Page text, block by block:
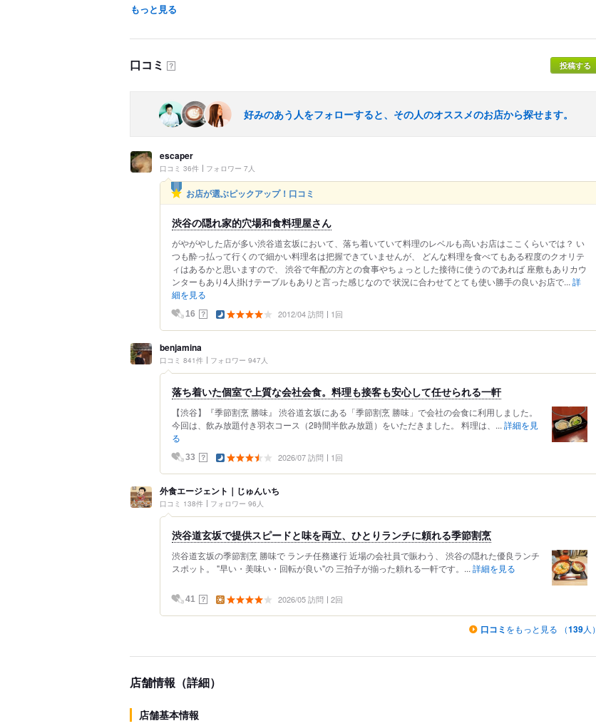
もっと見る
口コミ ？ 投稿する
好みのあう人をフォローすると、その人のオススメのお店から探せます。
escaper
口コミ 36件 フォロワー 7人
お店が選ぶピックアップ！口コミ
渋谷の隠れ家的穴場和食料理屋さん
がやがやした店が多い渋谷道玄坂において、落ち着いていて料理のレベルも高いお店はここくらいでは？ い
つも酔っ払って行くので細かい料理名は把握できていませんが、 どんな料理を食べてもある程度のクオリテ
ィはあるかと思いますので、 渋谷で年配の方との食事やちょっとした接待に使うのであれば 座敷もありカウ
ンターもあり4人掛けテーブルもありと言った感じなので 状況に合わせてとても使い勝手の良いお店で... 詳
細を見る
16 ？ 2012/04 訪問 1回
benjamina
口コミ 841件 フォロワー 947人
落ち着いた個室で上質な会社会食。料理も接客も安心して任せられる一軒
【渋谷】『季節割烹 勝味』 渋谷道玄坂にある「季節割烹 勝味」で会社の会食に利用しました。
今回は、飲み放題付き羽衣コース（2時間半飲み放題）をいただきました。 料理は、... 詳細を見
る
33 ？ 2026/07 訪問 1回
外食エージェント｜じゅんいち
口コミ 138件 フォロワー 96人
渋谷道玄坂で提供スピードと味を両立、ひとりランチに頼れる季節割烹
渋谷道玄坂の季節割烹 勝味で ランチ任務遂行 近場の会社員で賑わう、 渋谷の隠れた優良ランチ
スポット。 "早い・美味い・回転が良い"の 三拍子が揃った頼れる一軒です。... 詳細を見る
41 ？ 2026/05 訪問 2回
口コミ をもっと見る （139人）
店舗情報（詳細）
店舗基本情報